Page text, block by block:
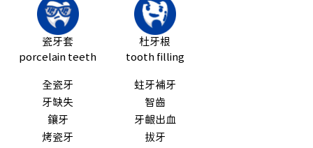
瓷牙套
porcelain teeth
全瓷牙
牙缺失
鑲牙
烤瓷牙
杜牙根
tooth filling
蛀牙補牙
智齒
牙齦出血
拔牙